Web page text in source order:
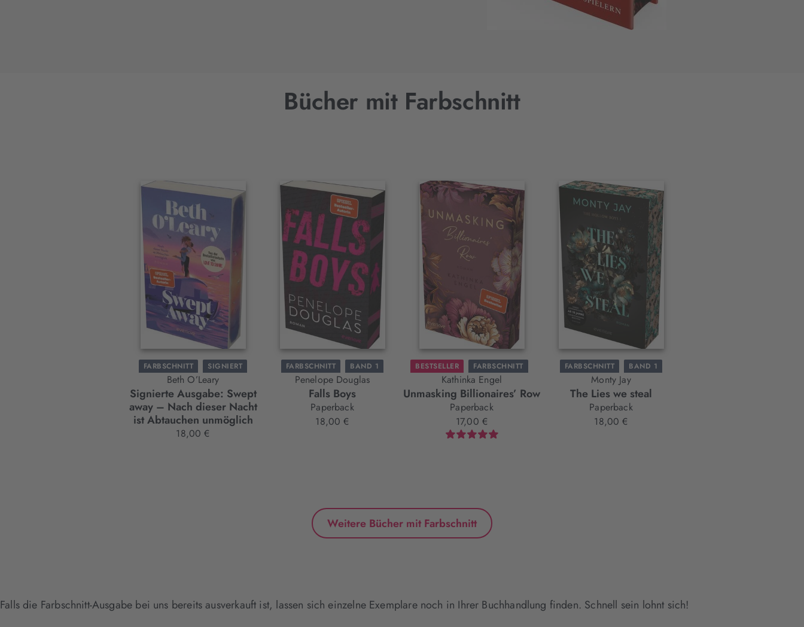
Bücher mit Farbschnitt
Interaktives
Element
FARBSCHNITT SIGNIERT
Beth O’Leary
Signierte Ausgabe: Swept
away – Nach dieser Nacht
ist Abtauchen unmöglich
18,00 €
FARBSCHNITT BAND 1
Penelope Douglas
Falls Boys
Paperback
18,00 €
BESTSELLER
FARBSCHNITT
BAND 1
Kathinka Engel
Unmasking Billionaires’ Row
Paperback
17,00 €
FARBSCHNITT BAND 1
Monty Jay
The Lies we steal
Paperback
18,00 €
Weitere Bücher mit Farbschnitt
Falls die Farbschnitt-Ausgabe bei uns bereits ausverkauft ist, lassen sich einzelne Exemplare noch in Ihrer Buchhandlung finden. Schnell sein lohnt sich!